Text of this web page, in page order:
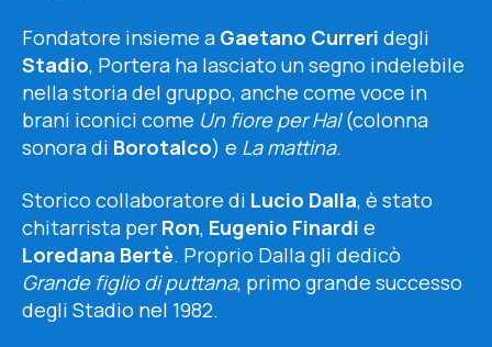
Fondatore insieme a Gaetano Curreri degli
Stadio, Portera ha lasciato un segno indelebile
nella storia del gruppo, anche come voce in
brani iconici come Un fiore per Hal(colonna
sonora di Borotalco) e La mattina.
Storico collaboratore di Lucio Dalla, è stato
chitarrista per Ron, Eugenio Finardi e
Loredana Bertè. Proprio Dalla gli dedicò
Grande figlio di puttana, primo grande successo
degli Stadio nel 1982.